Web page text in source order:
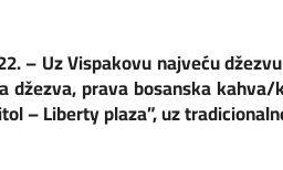
– Uz Vispakovu najveću
džezva, prava bosanska
– Liberty plaza”, uz